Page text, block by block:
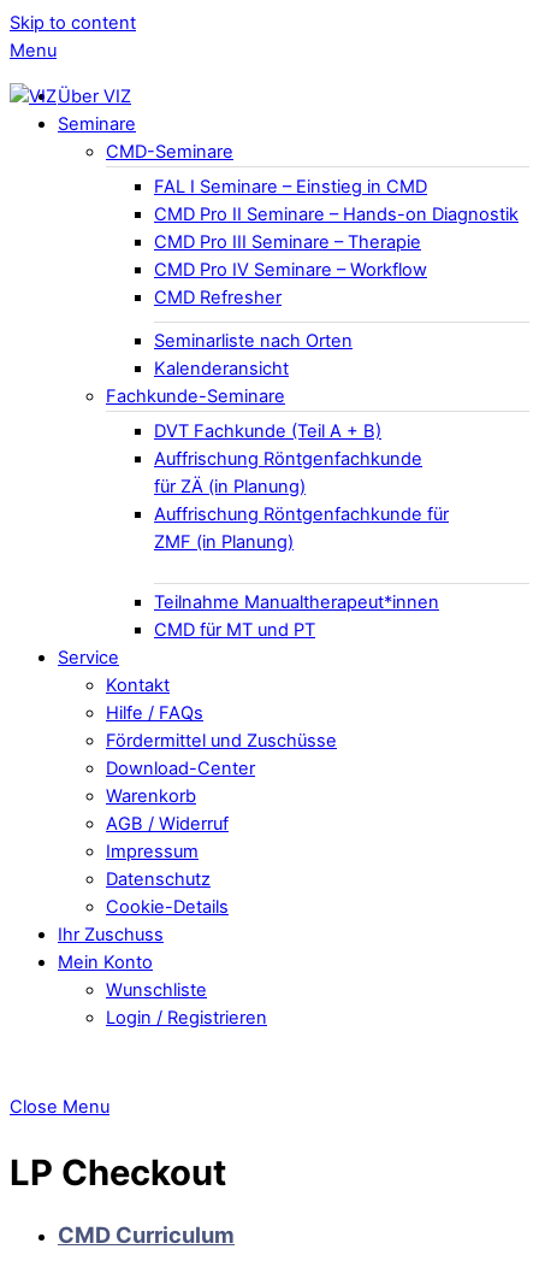
Skip to content
Menu
Über VIZ
Seminare
CMD-Seminare
FAL I Seminare – Einstieg in CMD
CMD Pro II Seminare – Hands-on Diagnostik
CMD Pro III Seminare – Therapie
CMD Pro IV Seminare – Workflow
CMD Refresher
Seminarliste nach Orten
Kalenderansicht
Fachkunde-Seminare
DVT Fachkunde (Teil A + B)
Auffrischung Röntgenfachkunde
für ZÄ (in Planung)
Auffrischung Röntgenfachkunde für
ZMF (in Planung)
Teilnahme Manualtherapeut*innen
CMD für MT und PT
Service
Kontakt
Hilfe / FAQs
Fördermittel und Zuschüsse
Download-Center
Warenkorb
AGB / Widerruf
Impressum
Datenschutz
Cookie-Details
Ihr Zuschuss
Mein Konto
Wunschliste
Login / Registrieren
Close Menu
LP Checkout
CMD Curriculum